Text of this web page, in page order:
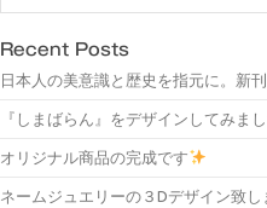
Recent Posts
日本人の美意識と歴史を指元に。新
『しまばらん』をデザインしてみま
オリジナル商品の完成です
ネームジュエリーの３Dデザイン致し